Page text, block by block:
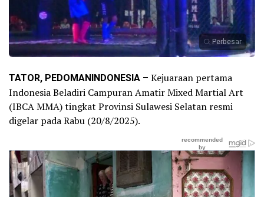
Perbesar
TATOR, PEDOMANINDONESIA – Kejuaraan pertama
Indonesia Beladiri Campuran Amatir Mixed Martial Art
(IBCA MMA) tingkat Provinsi Sulawesi Selatan resmi
digelar pada Rabu (20/8/2025).